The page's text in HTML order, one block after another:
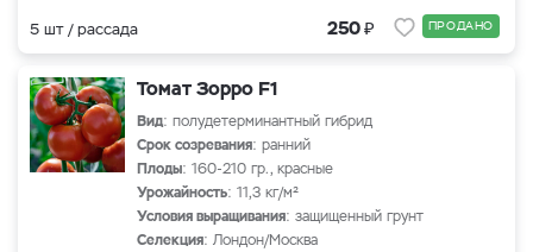
5 шт / рассада 250₽ ПРОДАНО
Томат Зорро F1
Вид: полудетерминантный гибрид
Срок созревания: ранний
Плоды: 160-210 гр., красные
Урожайность: 11,3 кг/м²
Условия выращивания: защищенный грунт
Селекция: Лондон/Москва